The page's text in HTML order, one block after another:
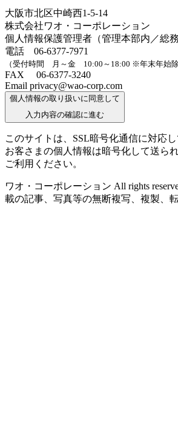
大阪市北区中崎西1-5-14
株式会社ワオ・コーポレーション
個人情報保護管理者（管理本部内／総務
電話 06-6377-7971
（受付時間 月～金 10:00～18:00 ※年末年始除
FAX 06-6377-3240
Email privacy@wao-corp.com
個人情報の取り扱いに同意して
入力内容の確認に進む
このサイトは、SSL暗号化通信に対応し
お客さまの個人情報は暗号化して送ら
ご利用ください。
ワオ・コーポレーション All rights
載の記事、写真等の無断複写、複製、